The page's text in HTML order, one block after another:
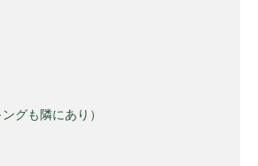
グも隣にあり）